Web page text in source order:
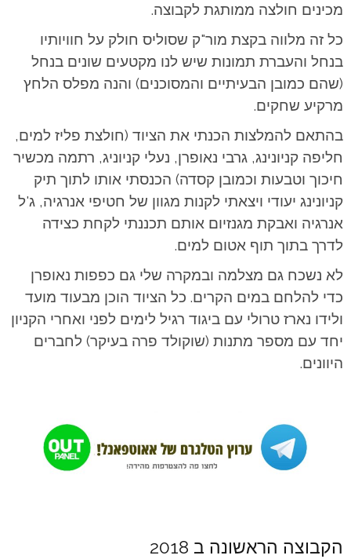
מכינים חולצה ממותגת לקבוצה.
כל זה מלווה בקצת מור"ק שסוליס חולק על חוויותיו
בנחל והעברת תמונות שיש לנו מקטעים שונים בנחל
(שהם כמובן הבעיתיים והמסוכנים) והנה מפלס הלחץ
מרקיע שחקים.
בהתאם להמלצות הכנתי את הציוד (חולצת פליז למים,
חליפה קניונינג, גרבי נאופרן, נעלי קניוניג, רתמה מכשיר
חיכוך וטבעות וכמובן קסדה) הכנסתי אותו לתוך תיק
קניונינג יעודי ויצאתי לקנות מגוון של חטיפי אנרגיה, ג'ל
אנרגיה ואבקת מגנזיום אותם תכננתי לקחת כצידה
לדרך בתוך תוף אטום למים.
לא נשכח גם מצלמה ובמקרה שלי גם כפפות נאופרן
כדי להלחם במים הקרים. כל הציוד הוכן מבעוד מועד
ולידו נארז טרולי עם ביגוד רגיל לימים לפני ואחרי הקניון
יחד עם מספר מתנות (שוקולד פרה בעיקר) לחברים
היוונים.
הקבוצה הראשונה ב 2018